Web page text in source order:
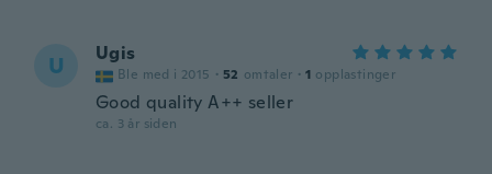
U Ugis
Ble med i 2015 · 52 omtaler · 1 opplastinger
Good quality A++ seller
ca. 3 år siden